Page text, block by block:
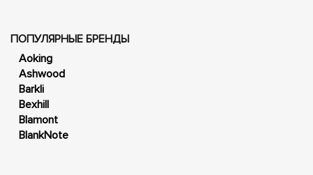
ПОПУЛЯРНЫЕ БРЕНДЫ
Aoking
Ashwood
Barkli
Bexhill
Blamont
BlankNote